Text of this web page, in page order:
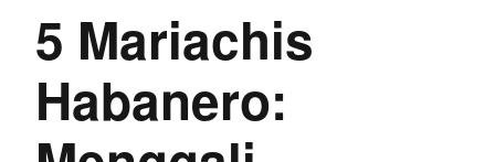
5 Mariachis
Habanero: